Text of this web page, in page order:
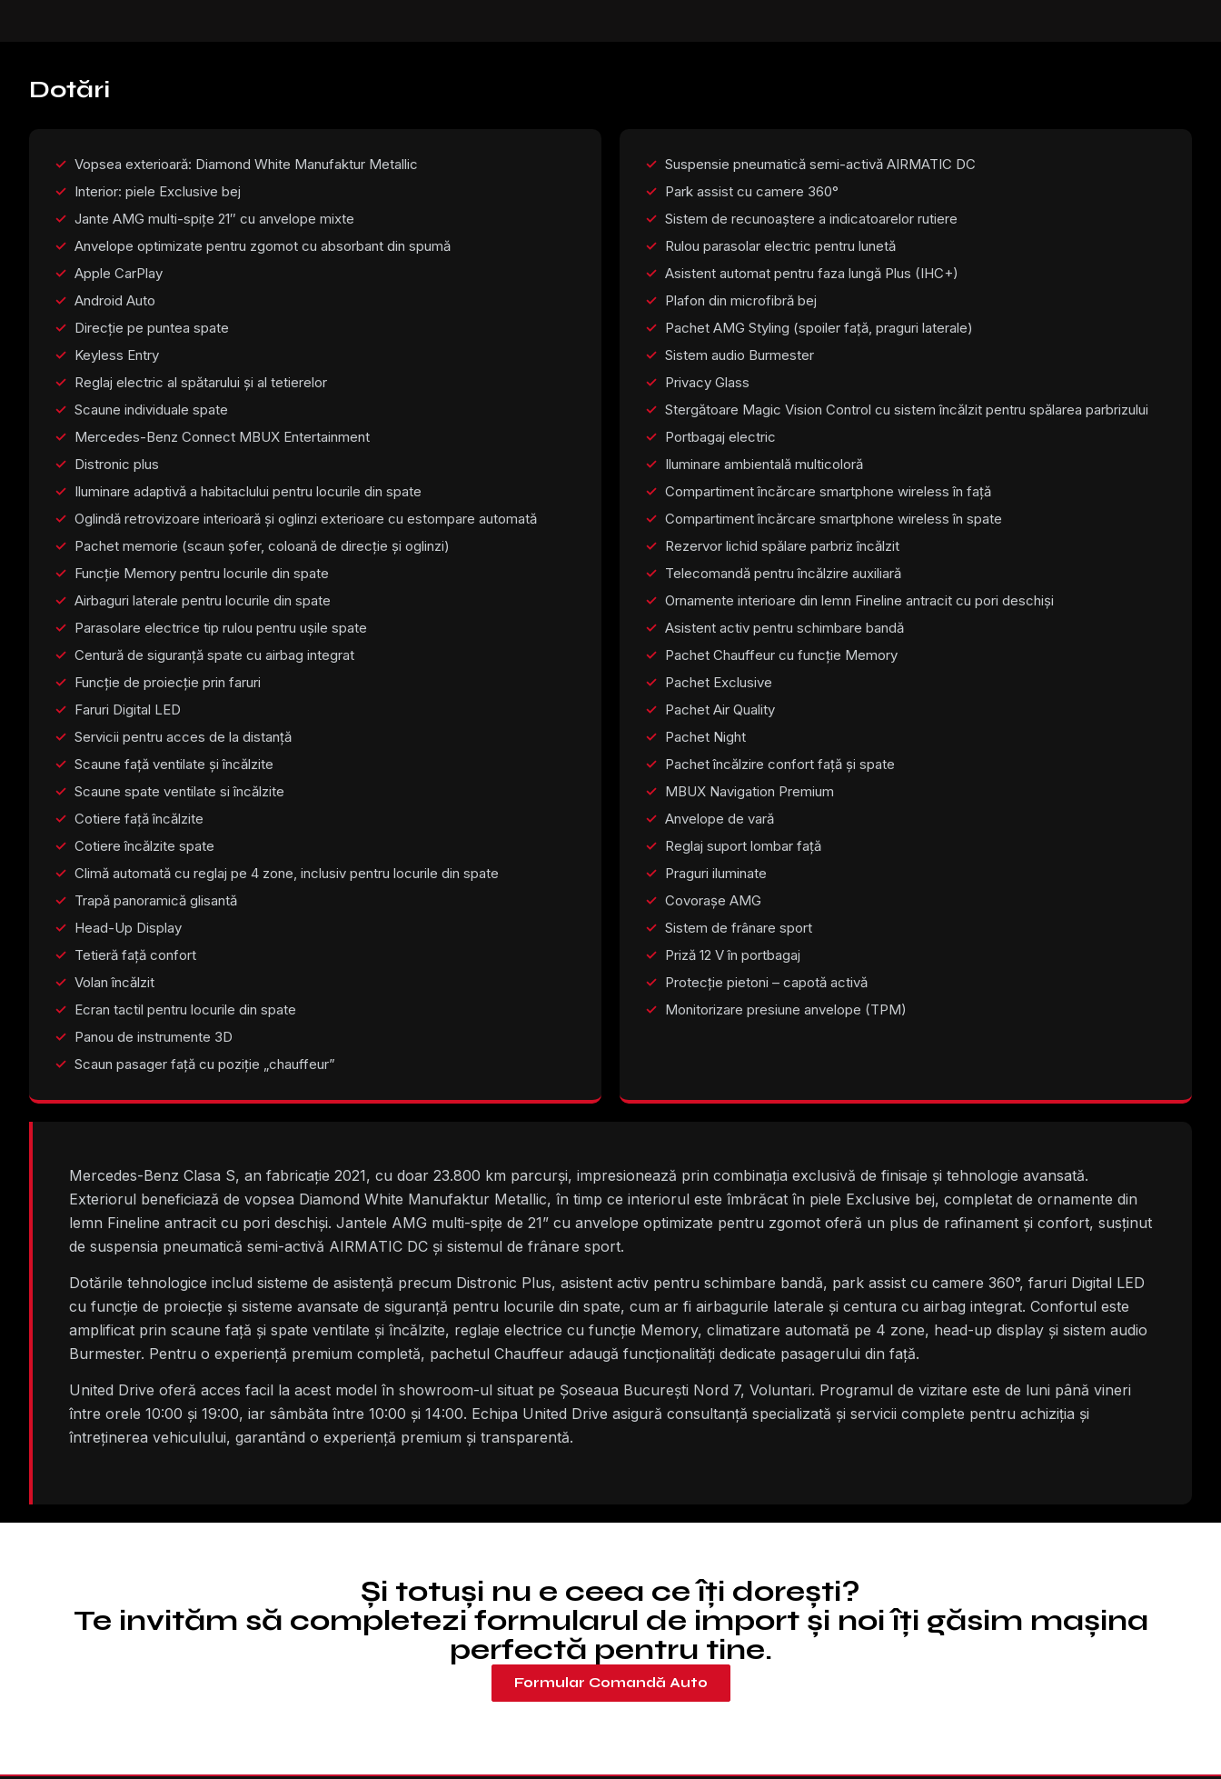
Dotări
Vopsea exterioară: Diamond White Manufaktur Metallic
Interior: piele Exclusive bej
Jante AMG multi-spițe 21″ cu anvelope mixte
Anvelope optimizate pentru zgomot cu absorbant din spumă
Apple CarPlay
Android Auto
Direcție pe puntea spate
Keyless Entry
Reglaj electric al spătarului și al tetierelor
Scaune individuale spate
Mercedes-Benz Connect MBUX Entertainment
Distronic plus
Iluminare adaptivă a habitaclului pentru locurile din spate
Oglindă retrovizoare interioară și oglinzi exterioare cu estompare automată
Pachet memorie (scaun șofer, coloană de direcție și oglinzi)
Funcție Memory pentru locurile din spate
Airbaguri laterale pentru locurile din spate
Parasolare electrice tip rulou pentru ușile spate
Centură de siguranță spate cu airbag integrat
Funcție de proiecție prin faruri
Faruri Digital LED
Servicii pentru acces de la distanță
Scaune față ventilate și încălzite
Scaune spate ventilate si încălzite
Cotiere față încălzite
Cotiere încălzite spate
Climă automată cu reglaj pe 4 zone, inclusiv pentru locurile din spate
Trapă panoramică glisantă
Head-Up Display
Tetieră față confort
Volan încălzit
Ecran tactil pentru locurile din spate
Panou de instrumente 3D
Scaun pasager față cu poziție „chauffeur”
Suspensie pneumatică semi-activă AIRMATIC DC
Park assist cu camere 360°
Sistem de recunoaștere a indicatoarelor rutiere
Rulou parasolar electric pentru lunetă
Asistent automat pentru faza lungă Plus (IHC+)
Plafon din microfibră bej
Pachet AMG Styling (spoiler față, praguri laterale)
Sistem audio Burmester
Privacy Glass
Stergătoare Magic Vision Control cu sistem încălzit pentru spălarea parbrizului
Portbagaj electric
Iluminare ambientală multicoloră
Compartiment încărcare smartphone wireless în față
Compartiment încărcare smartphone wireless în spate
Rezervor lichid spălare parbriz încălzit
Telecomandă pentru încălzire auxiliară
Ornamente interioare din lemn Fineline antracit cu pori deschiși
Asistent activ pentru schimbare bandă
Pachet Chauffeur cu funcție Memory
Pachet Exclusive
Pachet Air Quality
Pachet Night
Pachet încălzire confort față și spate
MBUX Navigation Premium
Anvelope de vară
Reglaj suport lombar față
Praguri iluminate
Covorașe AMG
Sistem de frânare sport
Priză 12 V în portbagaj
Protecție pietoni – capotă activă
Monitorizare presiune anvelope (TPM)
Mercedes-Benz Clasa S, an fabricație 2021, cu doar 23.800 km parcurși, impresionează prin combinația exclusivă de finisaje și tehnologie avansată.
Exteriorul beneficiază de vopsea Diamond White Manufaktur Metallic, în timp ce interiorul este îmbrăcat în piele Exclusive bej, completat de ornamente din
lemn Fineline antracit cu pori deschiși. Jantele AMG multi-spițe de 21” cu anvelope optimizate pentru zgomot oferă un plus de rafinament și confort, susținut
de suspensia pneumatică semi-activă AIRMATIC DC și sistemul de frânare sport.
Dotările tehnologice includ sisteme de asistență precum Distronic Plus, asistent activ pentru schimbare bandă, park assist cu camere 360°, faruri Digital LED
cu funcție de proiecție și sisteme avansate de siguranță pentru locurile din spate, cum ar fi airbagurile laterale și centura cu airbag integrat. Confortul este
amplificat prin scaune față și spate ventilate și încălzite, reglaje electrice cu funcție Memory, climatizare automată pe 4 zone, head-up display și sistem audio
Burmester. Pentru o experiență premium completă, pachetul Chauffeur adaugă funcționalități dedicate pasagerului din față.
United Drive oferă acces facil la acest model în showroom-ul situat pe Șoseaua București Nord 7, Voluntari. Programul de vizitare este de luni până vineri
între orele 10:00 și 19:00, iar sâmbăta între 10:00 și 14:00. Echipa United Drive asigură consultanță specializată și servicii complete pentru achiziția și
întreținerea vehiculului, garantând o experiență premium și transparentă.
Și totuși nu e ceea ce îți dorești?
Te invităm să completezi formularul de import și noi îți găsim mașina
perfectă pentru tine.
Formular Comandă Auto